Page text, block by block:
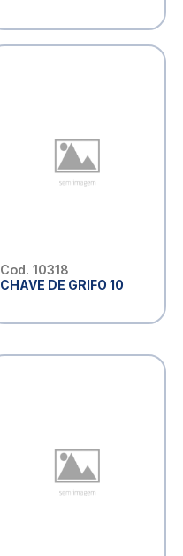
Cod. 10318
CHAVE DE GRIFO 10